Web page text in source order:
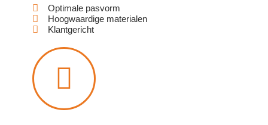
Optimale pasvorm
Hoogwaardige materialen
Klantgericht